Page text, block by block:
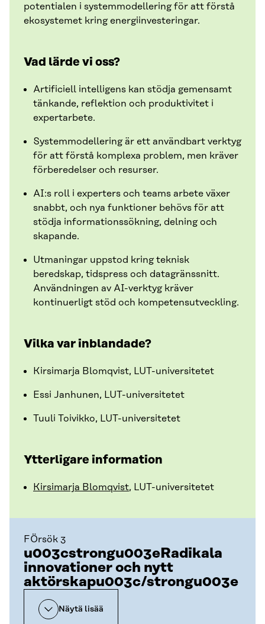
potentialen i systemmodellering för att förstå
ekosystemet kring energiinvesteringar.
Vad lärde vi oss?
Artificiell intelligens kan stödja gemensamt
tänkande, reflektion och produktivitet i
expertarbete.
Systemmodellering är ett användbart verktyg
för att förstå komplexa problem, men kräver
förberedelser och resurser.
AI:s roll i experters och teams arbete växer
snabbt, och nya funktioner behövs för att
stödja informationssökning, delning och
skapande.
Utmaningar uppstod kring teknisk
beredskap, tidspress och datagränssnitt.
Användningen av AI-verktyg kräver
kontinuerligt stöd och kompetensutveckling.
Vilka var inblandade?
Kirsimarja Blomqvist, LUT-universitetet
Essi Janhunen, LUT-universitetet
Tuuli Toivikko, LUT-universitetet
Ytterligare information
Kirsimarja Blomqvist, LUT-universitetet
FÖrsök 3
u003cstrongu003eRadikala
innovationer och nytt
aktörskapu003c/strongu003e
Näytä lisää